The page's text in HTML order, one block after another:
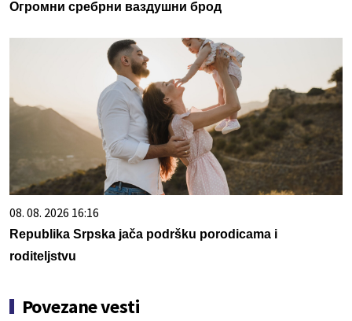
Огромни сребрни ваздушни брод
08. 08. 2026 16:16
Republika Srpska jača podršku porodicama i
roditeljstvu
Povezane vesti